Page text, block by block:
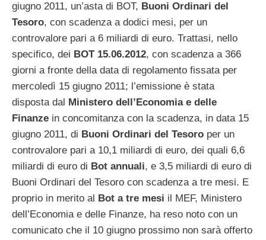
giugno 2011, un’asta di BOT, Buoni Ordinari del
Tesoro, con scadenza a dodici mesi, per un
controvalore pari a 6 miliardi di euro. Trattasi, nello
specifico, dei BOT 15.06.2012, con scadenza a 366
giorni a fronte della data di regolamento fissata per
mercoledì 15 giugno 2011; l’emissione è stata
disposta dal Ministero dell’Economia e delle
Finanze in concomitanza con la scadenza, in data 15
giugno 2011, di Buoni Ordinari del Tesoro per un
controvalore pari a 10,1 miliardi di euro, dei quali 6,6
miliardi di euro di Bot annuali, e 3,5 miliardi di euro di
Buoni Ordinari del Tesoro con scadenza a tre mesi. E
proprio in merito al Bot a tre mesi il MEF, Ministero
dell’Economia e delle Finanze, ha reso noto con un
comunicato che il 10 giugno prossimo non sarà offerto